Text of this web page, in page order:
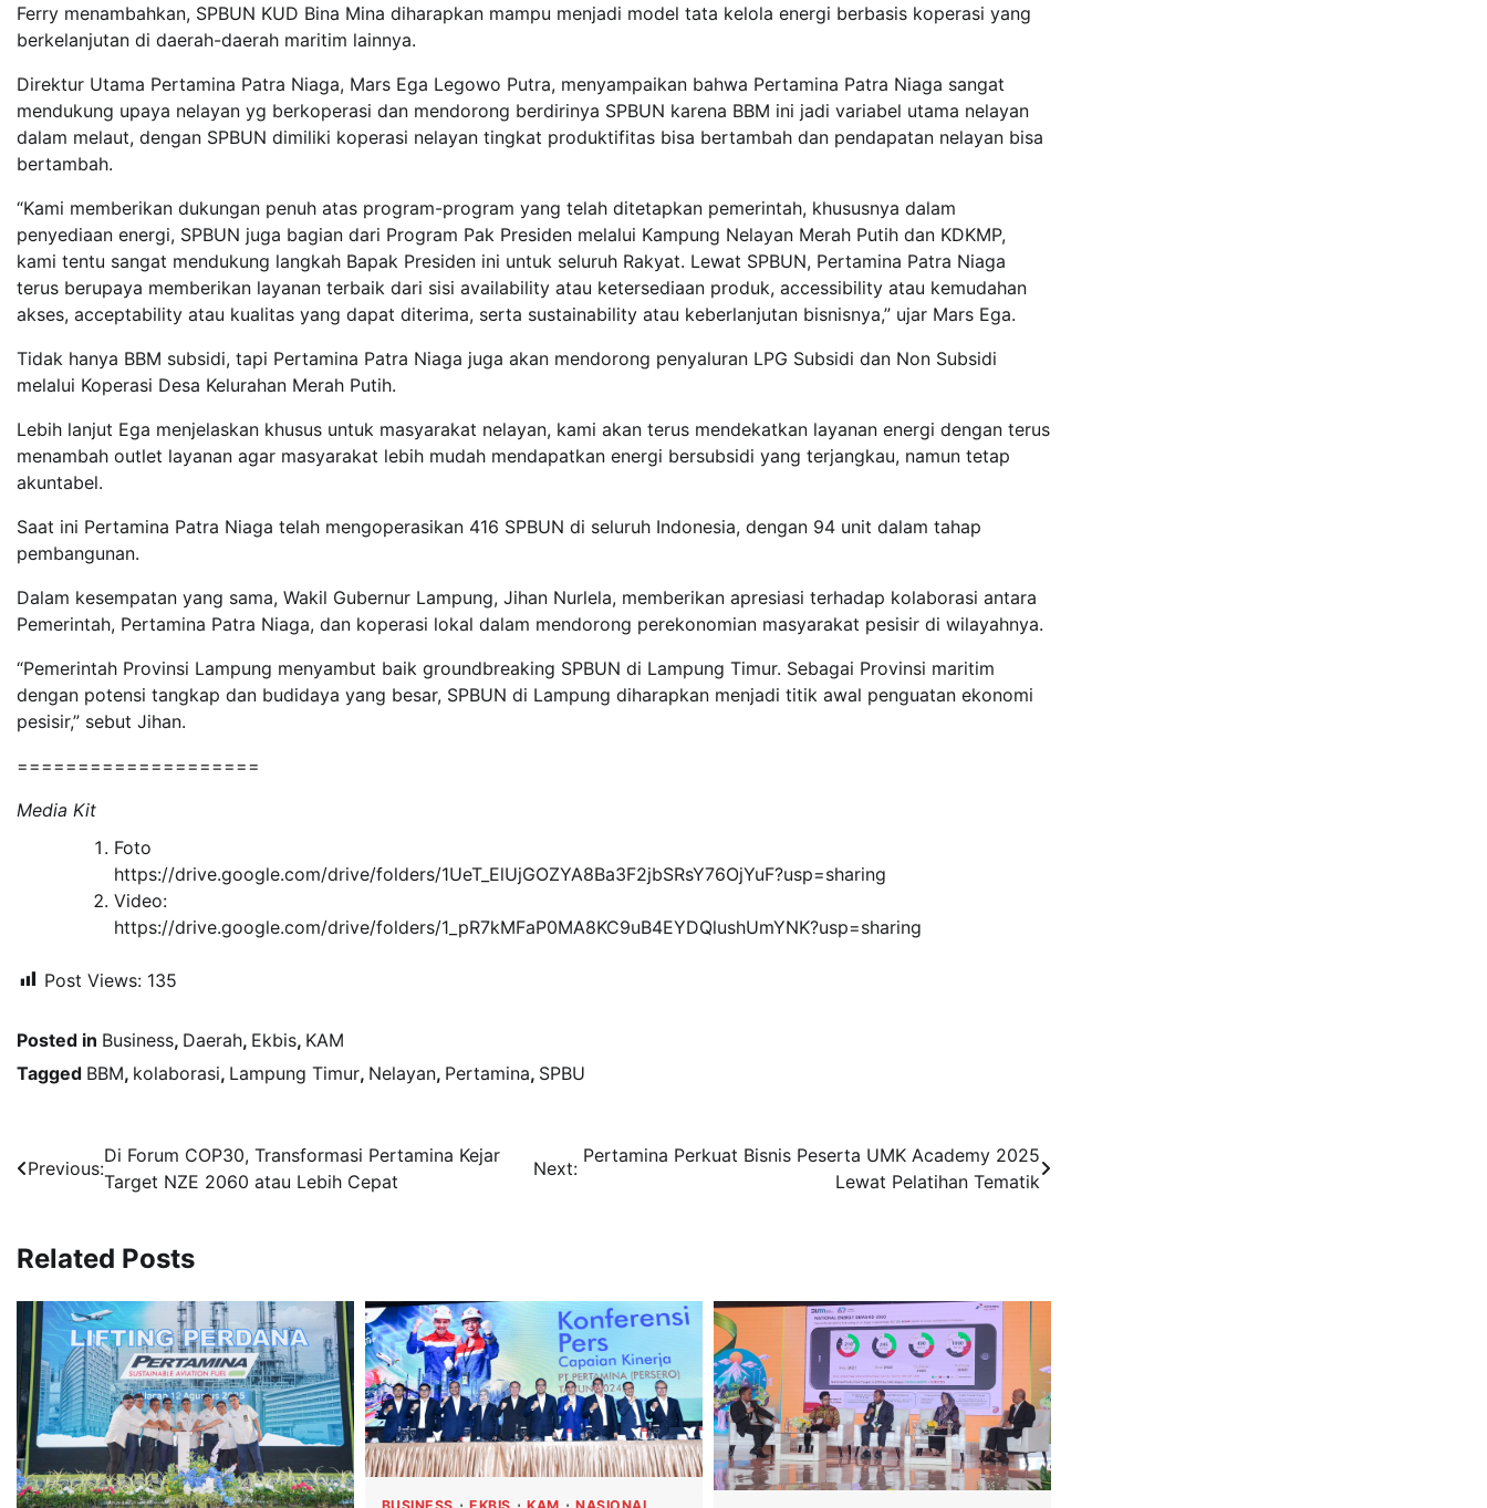
Ferry menambahkan, SPBUN KUD Bina Mina diharapkan mampu menjadi model tata kelola energi berbasis koperasi yang
berkelanjutan di daerah-daerah maritim lainnya.
Direktur Utama Pertamina Patra Niaga, Mars Ega Legowo Putra, menyampaikan bahwa Pertamina Patra Niaga sangat
mendukung upaya nelayan yg berkoperasi dan mendorong berdirinya SPBUN karena BBM ini jadi variabel utama nelayan
dalam melaut, dengan SPBUN dimiliki koperasi nelayan tingkat produktifitas bisa bertambah dan pendapatan nelayan bisa
bertambah.
“Kami memberikan dukungan penuh atas program-program yang telah ditetapkan pemerintah, khususnya dalam
penyediaan energi, SPBUN juga bagian dari Program Pak Presiden melalui Kampung Nelayan Merah Putih dan KDKMP,
kami tentu sangat mendukung langkah Bapak Presiden ini untuk seluruh Rakyat. Lewat SPBUN, Pertamina Patra Niaga
terus berupaya memberikan layanan terbaik dari sisi availability atau ketersediaan produk, accessibility atau kemudahan
akses, acceptability atau kualitas yang dapat diterima, serta sustainability atau keberlanjutan bisnisnya,” ujar Mars Ega.
Tidak hanya BBM subsidi, tapi Pertamina Patra Niaga juga akan mendorong penyaluran LPG Subsidi dan Non Subsidi
melalui Koperasi Desa Kelurahan Merah Putih.
Lebih lanjut Ega menjelaskan khusus untuk masyarakat nelayan, kami akan terus mendekatkan layanan energi dengan terus
menambah outlet layanan agar masyarakat lebih mudah mendapatkan energi bersubsidi yang terjangkau, namun tetap
akuntabel.
Saat ini Pertamina Patra Niaga telah mengoperasikan 416 SPBUN di seluruh Indonesia, dengan 94 unit dalam tahap
pembangunan.
Dalam kesempatan yang sama, Wakil Gubernur Lampung, Jihan Nurlela, memberikan apresiasi terhadap kolaborasi antara
Pemerintah, Pertamina Patra Niaga, dan koperasi lokal dalam mendorong perekonomian masyarakat pesisir di wilayahnya.
“Pemerintah Provinsi Lampung menyambut baik groundbreaking SPBUN di Lampung Timur. Sebagai Provinsi maritim
dengan potensi tangkap dan budidaya yang besar, SPBUN di Lampung diharapkan menjadi titik awal penguatan ekonomi
pesisir,” sebut Jihan.
====================
Media Kit
Foto
https://drive.google.com/drive/folders/1UeT_ElUjGOZYA8Ba3F2jbSRsY76OjYuF?usp=sharing
Video:
https://drive.google.com/drive/folders/1_pR7kMFaP0MA8KC9uB4EYDQlushUmYNK?usp=sharing
Post Views: 135
Posted in Business, Daerah, Ekbis, KAM
Tagged BBM, kolaborasi, Lampung Timur, Nelayan, Pertamina, SPBU
Navigasi
Previous:
Di Forum COP30, Transformasi Pertamina Kejar
Target NZE 2060 atau Lebih Cepat
Next:
Pertamina Perkuat Bisnis Peserta UMK Academy 2025
Lewat Pelatihan Tematik
Related Posts